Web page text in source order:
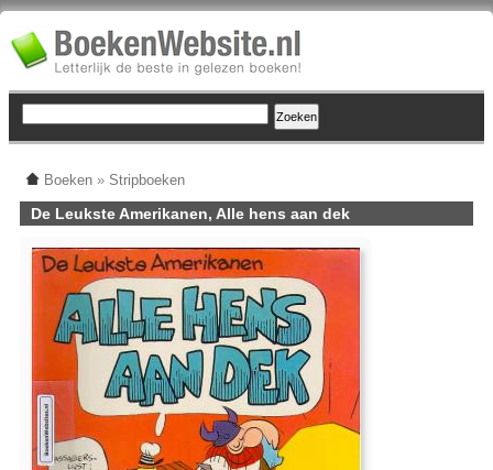
Boeken » Stripboeken
De Leukste Amerikanen, Alle hens aan dek